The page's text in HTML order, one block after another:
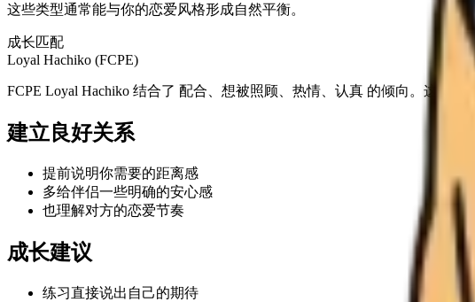
这些类型通常能与你的恋爱风格形成自然平衡。
成长匹配
Loyal Hachiko (FCPE)
FCPE Loyal Hachiko 结合了 配合、想被照顾、热情、认真 的倾向。这个
建立良好关系
提前说明你需要的距离感
多给伴侣一些明确的安心感
也理解对方的恋爱节奏
成长建议
练习直接说出自己的期待